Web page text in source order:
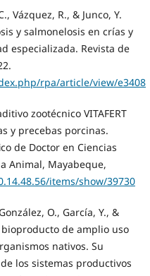
Vázquez, R., & Junco, Y.
y salmonelosis en crías y
especializada. Revista de
rpa/article/view/e3408
zootécnico VITAFERT
y precebas porcinas.
de Doctor en Ciencias
Animal, Mayabeque,
items/show/39730
O., García, Y., &
de amplio uso
nativos. Su
los sistemas productivos